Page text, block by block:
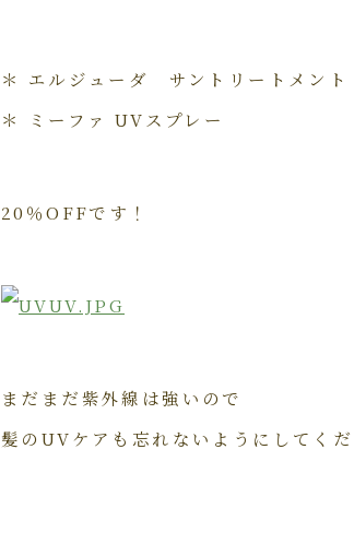
＊ エルジューダ サントリートメント
＊ ミーファ UVスプレー
20％OFFです！
まだまだ紫外線は強いので
髪のUVケアも忘れないようにしてくだ